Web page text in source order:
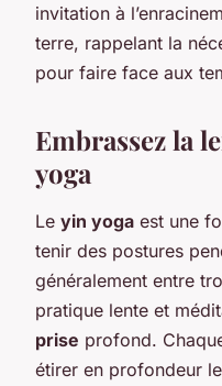
invitation à
terre, rappelant la
pour faire face aux
Embrassez la
yoga
Le yin yoga est une
tenir des postures
généralement entre
pratique lente et
prise profond.
étirer en profondeur